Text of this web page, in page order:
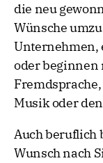
die neu
Wünsche
Unternehmen,
oder beginnen
Musik oder
Auch beruflich
Wunsch nach